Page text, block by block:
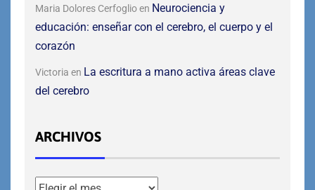
Maria Dolores Cerfoglioen Neurociencia y
educación: enseñar con el cerebro, el cuerpo y el
corazón
Victoria en La escritura a mano activa áreas clave
del cerebro
ARCHIVOS